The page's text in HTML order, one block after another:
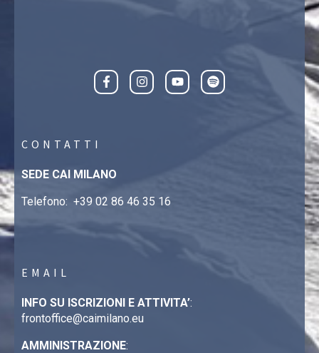
CONTATTI
SEDE CAI MILANO
Telefono: +39 02 86 46 35 16
EMAIL
INFO SU ISCRIZIONI E ATTIVITA’:
frontoffice@caimilano.eu
AMMINISTRAZIONE: